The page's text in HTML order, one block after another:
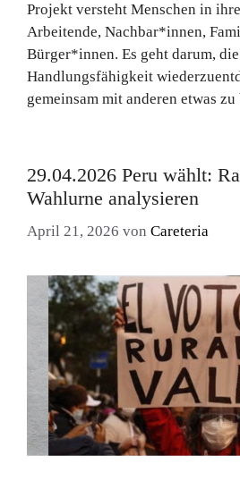
Projekt versteht Menschen in
Arbeitende, Nachbar*innen,
Bürger*innen. Es geht darum,
Handlungsfähigkeit
gemeinsam mit anderen etwas zu
29.04.2026 Peru wählt:
Wahlurne analysieren
April 21, 2026 von Careteria